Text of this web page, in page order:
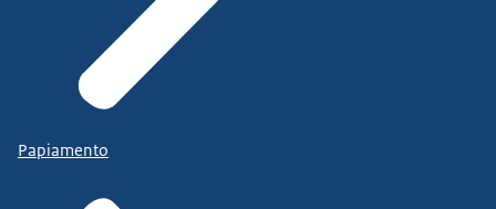
Papiamento